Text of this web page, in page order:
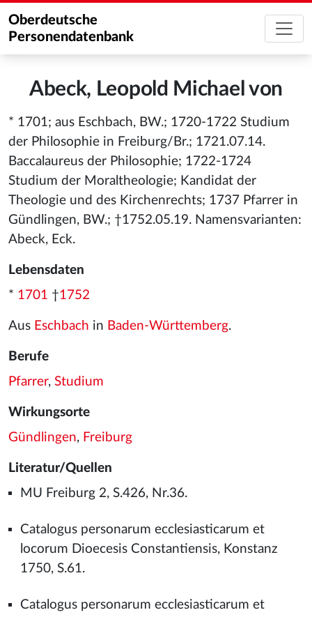
Oberdeutsche
Personendatenbank
Abeck, Leopold Michael von
* 1701; aus Eschbach, BW.; 1720-1722 Studium
der Philosophie in Freiburg/Br.; 1721.07.14.
Baccalaureus der Philosophie; 1722-1724
Studium der Moraltheologie; Kandidat der
Theologie und des Kirchenrechts; 1737 Pfarrer in
Gündlingen, BW.; †1752.05.19. Namensvarianten:
Abeck, Eck.
Lebensdaten
* 1701 †1752
Aus Eschbach in Baden-Württemberg.
Berufe
Pfarrer, Studium
Wirkungsorte
Gündlingen, Freiburg
Literatur/Quellen
MU Freiburg 2, S.426, Nr.36.
Catalogus personarum ecclesiasticarum et
locorum Dioecesis Constantiensis, Konstanz
1750, S.61.
Catalogus personarum ecclesiasticarum et